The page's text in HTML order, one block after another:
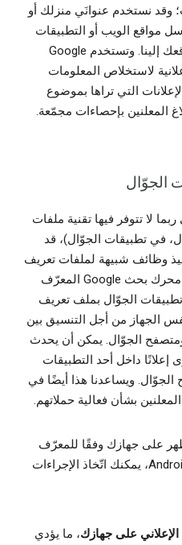
نستخدم عنوانَي منزلك أو
مواقع الويب أو التطبيقات
التي تستخدمها معلومات عن موقعك إلينا. وتستخدم Google
لاستخلاص المعلومات
التي تراها بموضوع
المعلنين بإحصاءات مجمّعة.
الجوّال
لا تتوفر فيها تقنية ملفات
في تطبيقات الجوّال)، قد
وظائف شبيهة لملفات تعريف
الارتباط. في بعض الأحيان، يربط محرك بحث Google المعرّف
الجوّال بملف تعريف
الجهاز من أجل التنسيق بين
ومتصفح الجوّال. يمكن أن يحدث
إعلانًا داخل أحد التطبيقات
ويساعدنا هذا أيضًا في
بشأن فعالية حملاتهم.
على جهازك وفقًا للمعرّف
الإعلاني الخاص به. على أجهزة Android، يمكنك اتّخاذ الإجراءات
على جهازك، ما يؤدي